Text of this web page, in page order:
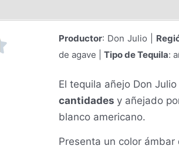
V
Productor: Don Julio |
de agave | Tipo de Tequila:
El tequila añejo Don Julio
cantidades y añejado
blanco americano.
Presenta un color